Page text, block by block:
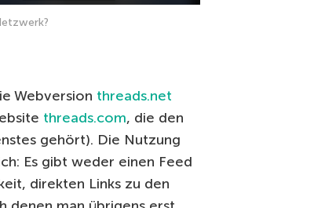
Webversion threads.net
threads.com, die den
gehört). Die Nutzung
Es gibt weder einen Feed
direkten Links zu den